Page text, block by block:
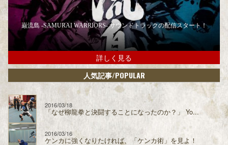
巌流島 -SAMURAI WARRIORS- サウンドトラックの配信スタート！
詳しく見る
人気記事/POPULAR
2016/03/18
「なぜ柳龍拳と決闘することになったのか？」 Yo...
2016/03/16
ケンカに強くなりたければ、「ケンカ術」を見よ！